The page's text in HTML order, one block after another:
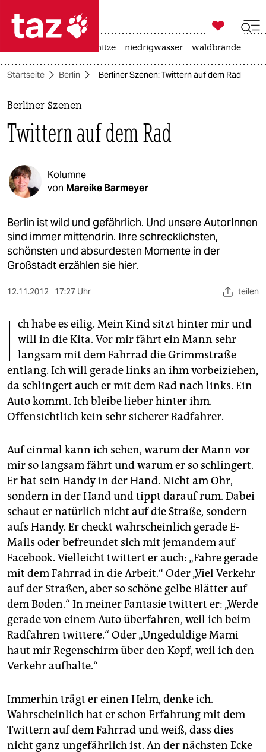
 taz zahl ich
taz zahl ich
themen
politik
öko
gesellschaft
kultur
sport
berlin
nord
wahrheit
verlag
verlag
veranstaltungen
shop
unterstützen
abo
genossenschaft
epaper login

taz zahl ich
hitze niedrigwasser waldbrände
Startseite Berlin Berliner Szenen: Twittern auf dem Rad
Berliner Szenen
Twittern auf dem Rad
Kolumne
von Mareike Barmeyer
Berlin ist wild und gefährlich. Und unsere AutorInnen
sind immer mittendrin. Ihre schrecklichsten,
schönsten und absurdesten Momente in der
Großstadt erzählen sie hier.
12.11.2012 17:27 Uhr teilen
I ch habe es eilig. Mein Kind sitzt hinter mir und
will in die Kita. Vor mir fährt ein Mann sehr
langsam mit dem Fahrrad die Grimmstraße
entlang. Ich will gerade links an ihm vorbeiziehen,
da schlingert auch er mit dem Rad nach links. Ein
Auto kommt. Ich bleibe lieber hinter ihm.
Offensichtlich kein sehr sicherer Radfahrer.
Auf einmal kann ich sehen, warum der Mann vor
mir so langsam fährt und warum er so schlingert.
Er hat sein Handy in der Hand. Nicht am Ohr,
sondern in der Hand und tippt darauf rum. Dabei
schaut er natürlich nicht auf die Straße, sondern
aufs Handy. Er checkt wahrscheinlich gerade E-
Mails oder befreundet sich mit jemandem auf
Facebook. Vielleicht twittert er auch: „Fahre gerade
mit dem Fahrrad in die Arbeit.“ Oder „Viel Verkehr
auf der Straßen, aber so schöne gelbe Blätter auf
dem Boden.“ In meiner Fantasie twittert er: „Werde
gerade von einem Auto überfahren, weil ich beim
Radfahren twittere.“ Oder „Ungeduldige Mami
haut mir Regenschirm über den Kopf, weil ich den
Verkehr aufhalte.“
Immerhin trägt er einen Helm, denke ich.
Wahrscheinlich hat er schon Erfahrung mit dem
Twittern auf dem Fahrrad und weiß, dass dies
nicht ganz ungefährlich ist. An der nächsten Ecke